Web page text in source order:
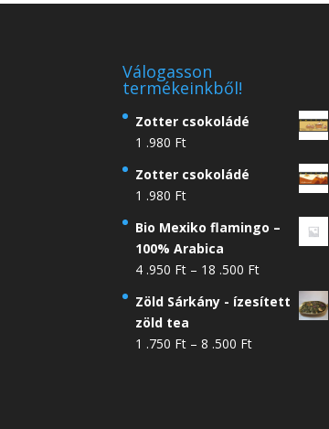
Válogasson
termékeinkből!
Zotter csokoládé
1 .980 Ft
Zotter csokoládé
1 .980 Ft
Bio Mexiko flamingo –
100% Arabica
4 .950 Ft – 18 .500 FtÁrtartomány:
.950 Ft
Zöld Sárkány - ízesített
zöld tea
1 .750 Ft – 8 .500 FtÁrtartomány: